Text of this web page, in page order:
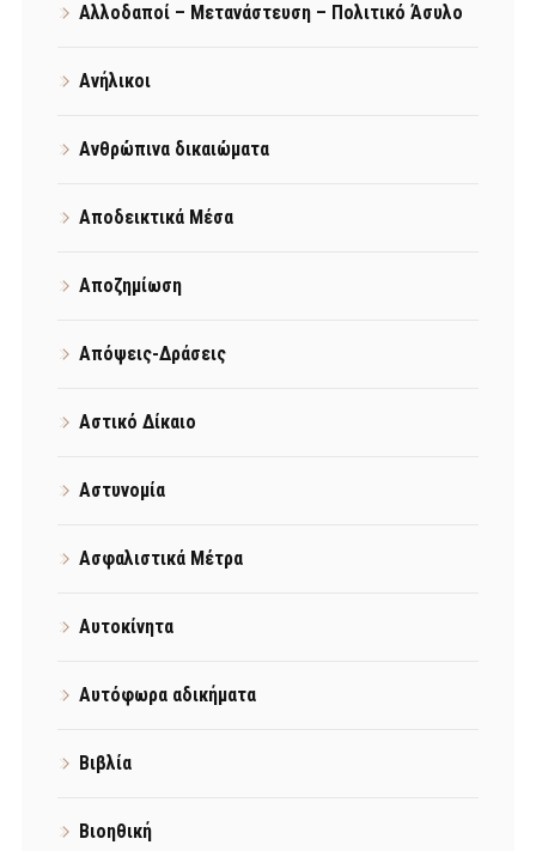
Αλλοδαποί – Μετανάστευση – Πολιτικό Άσυλο
Ανήλικοι
Ανθρώπινα δικαιώματα
Αποδεικτικά Μέσα
Αποζημίωση
Απόψεις-Δράσεις
Αστικό Δίκαιο
Αστυνομία
Ασφαλιστικά Μέτρα
Αυτοκίνητα
Αυτόφωρα αδικήματα
Βιβλία
Βιοηθική